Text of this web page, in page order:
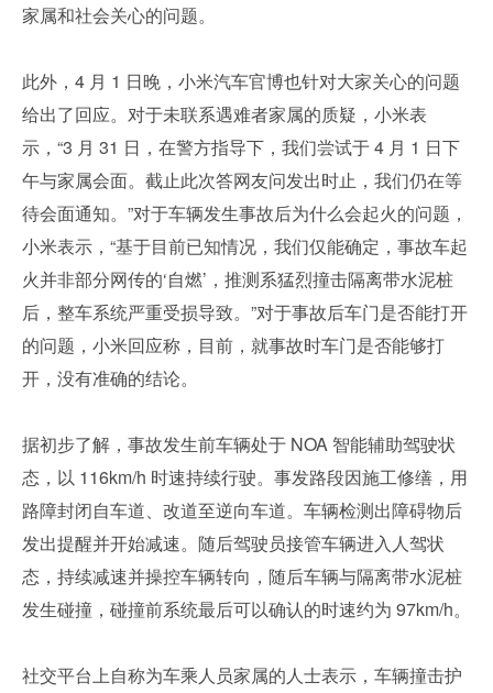
家属和社会关心的问题。
此外，4 月 1 日晚，小米汽车官博也针对大家关心的问题
给出了回应。对于未联系遇难者家属的质疑，小米表
示，“3 月 31 日，在警方指导下，我们尝试于 4 月 1 日下
午与家属会面。截止此次答网友问发出时止，我们仍在等
待会面通知。”对于车辆发生事故后为什么会起火的问题，
小米表示，“基于目前已知情况，我们仅能确定，事故车起
火并非部分网传的‘自燃’，推测系猛烈撞击隔离带水泥桩
后，整车系统严重受损导致。”对于事故后车门是否能打开
的问题，小米回应称，目前，就事故时车门是否能够打
开，没有准确的结论。
据初步了解，事故发生前车辆处于 NOA 智能辅助驾驶状
态，以 116km/h 时速持续行驶。事发路段因施工修缮，用
路障封闭自车道、改道至逆向车道。车辆检测出障碍物后
发出提醒并开始减速。随后驾驶员接管车辆进入人驾状
态，持续减速并操控车辆转向，随后车辆与隔离带水泥桩
发生碰撞，碰撞前系统最后可以确认的时速约为 97km/h。
社交平台上自称为车乘人员家属的人士表示，车辆撞击护